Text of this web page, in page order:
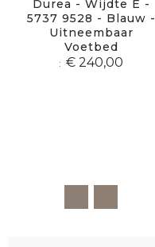
Durea - Wijdte E -
5737 9528 - Blauw -
Uitneembaar
Voetbed
€ 240,00